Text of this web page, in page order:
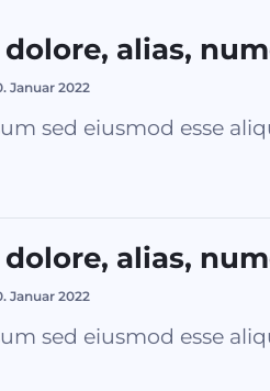
alias,
Januar 2022
sed eiusmod esse
alias,
Januar 2022
sed eiusmod esse